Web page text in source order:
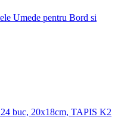
Umede pentru Bord si
24 buc, 20x18cm, TAPIS K2